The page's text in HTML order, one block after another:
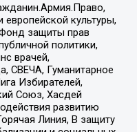
культуры,
защиты прав
политики,
врачей,
Гуманитарное
Избирателей,
Союз, Хасдей
развитию
Линия, В защиту